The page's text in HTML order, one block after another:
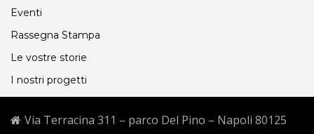
Eventi
Rassegna Stampa
Le vostre storie
I nostri progetti
Via Terracina 311 – parco Del Pino – Napoli 80125